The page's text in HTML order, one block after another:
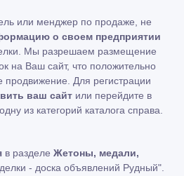
или менджер по продаже, не
о своем предприятии
Мы разрешаем размещение
на Ваш сайт, что положительно
продвижение. Для регистрации
ваш сайт или перейдите в
из категорий каталога справа.
в разделе Жетоны, медали,
- доска объявлений Рудный".